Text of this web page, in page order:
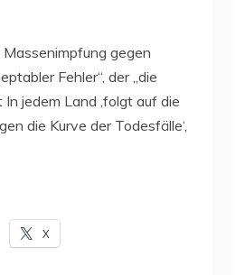
gegen
Fehler“, der „die
jedem Land ‚folgt auf die
die Kurve der Todesfälle‘,
X